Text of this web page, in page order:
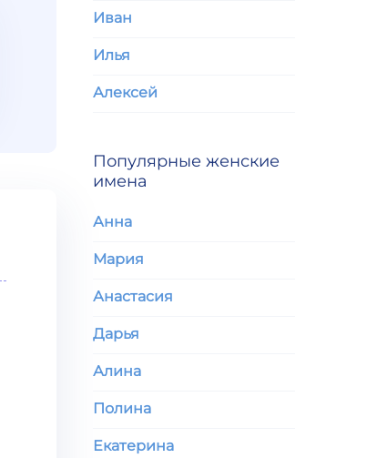
Иван
Илья
Алексей
Популярные женские
имена
Анна
Мария
Анастасия
Дарья
Алина
Полина
Екатерина